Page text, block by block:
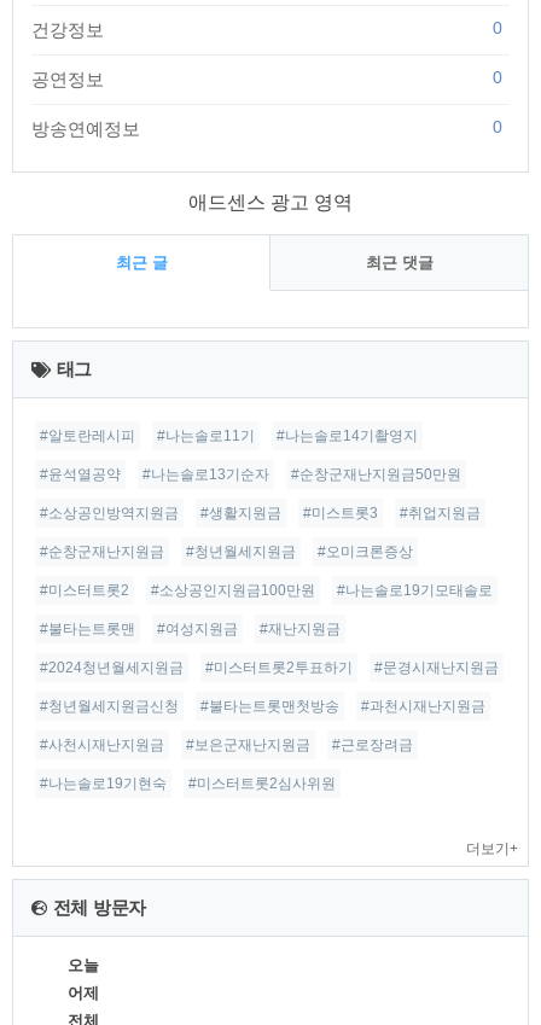
건강정보 0
공연정보 0
방송연예정보 0
애드센스 광고 영역
최근 글 최근 댓글
최
근
글
태그
#알토란레시피 #나는솔로11기 #나는솔로14기촬영지
#윤석열공약 #나는솔로13기순자 #순창군재난지원금50만원
#소상공인방역지원금 #생활지원금 #미스트롯3 #취업지원금
#순창군재난지원금 #청년월세지원금 #오미크론증상
#미스터트롯2 #소상공인지원금100만원 #나는솔로19기모태솔로
#불타는트롯맨 #여성지원금 #재난지원금
#2024청년월세지원금 #미스터트롯2투표하기 #문경시재난지원금
#청년월세지원금신청 #불타는트롯맨첫방송 #과천시재난지원금
#사천시재난지원금 #보은군재난지원금 #근로장려금
#나는솔로19기현숙 #미스터트롯2심사위원
더보기+
전체 방문자
오늘
어제
전체